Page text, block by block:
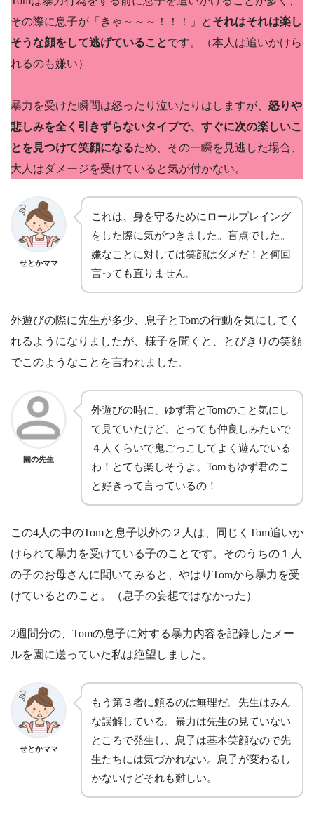
その際に息子が「きゃ～～～！！！」と それはそれは楽し
そうな顔をして逃げていることです。（本人は追いかけら
れるのも嫌い）
暴力を受けた瞬間は怒ったり泣いたりはしますが、 怒りや
悲しみを全く引きずらないタイプで、すぐに次の楽しいこ
とを見つけて笑顔になるため、その一瞬を見逃した場合、
大人はダメージを受けていると気が付かない。
せとかママ
これは、身を守るためにロールプレイング
をした際に気がつきました。盲点でした。
嫌なことに対しては笑顔はダメだ！と何回
言っても直りません。
外遊びの際に先生が多少、息子とTomの行動を気にしてく
れるようになりましたが、様子を聞くと、とびきりの笑顔
でこのようなことを言われました。
園の先生
外遊びの時に、ゆず君とTomのこと気にし
て見ていたけど、とっても仲良しみたいで
４人くらいで鬼ごっこしてよく遊んでいる
わ！とても楽しそうよ。Tomもゆず君のこ
と好きって言っているの！
この4人の中のTomと息子以外の２人は、同じくTom追いか
けられて暴力を受けている子のことです。そのうちの１人
の子のお母さんに聞いてみると、やはりTomから暴力を受
けているとのこと。（息子の妄想ではなかった）
2週間分の、Tomの息子に対する暴力内容を記録したメー
ルを園に送っていた私は絶望しました。
せとかママ
もう第３者に頼るのは無理だ。先生はみん
な誤解している。暴力は先生の見ていない
ところで発生し、息子は基本笑顔なので先
生たちには気づかれない。息子が変わるし
かないけどそれも難しい。